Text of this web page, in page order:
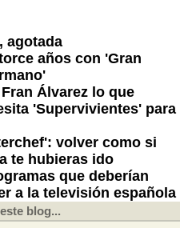
agotada
años con 'Gran
Álvarez lo que
'Supervivientes' para
volver como si
te hubieras ido
que deberían
a la televisión española
blog...